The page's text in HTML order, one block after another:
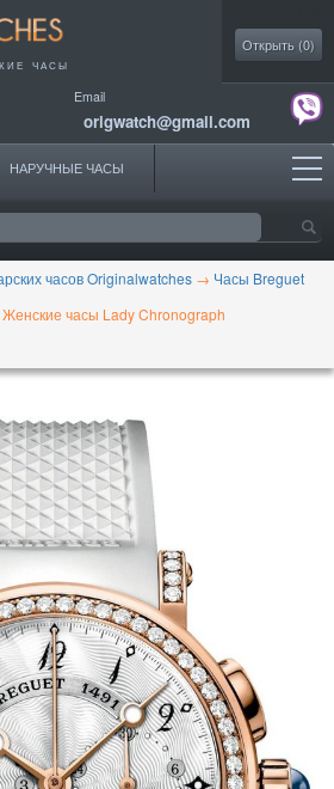
ЧАСЫ
Email
origwatch@gmail.com
Открыть (0)
НАРУЧНЫЕ ЧАСЫ
часов Originalwatches → Часы Breguet
Женские часы Lady Chronograph